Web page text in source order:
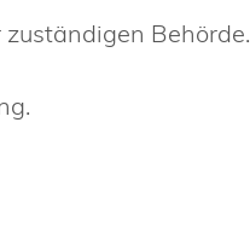
Behörde.